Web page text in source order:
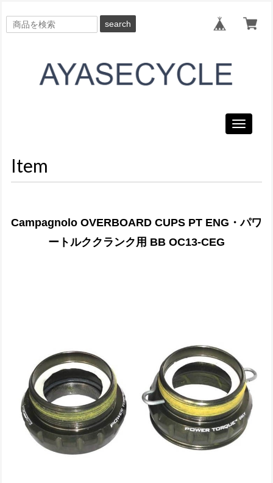
search
Toggle
Item
Campagnolo OVERBOARD CUPS PT ENG・パワ
ートルククランク用 BB OC13-CEG